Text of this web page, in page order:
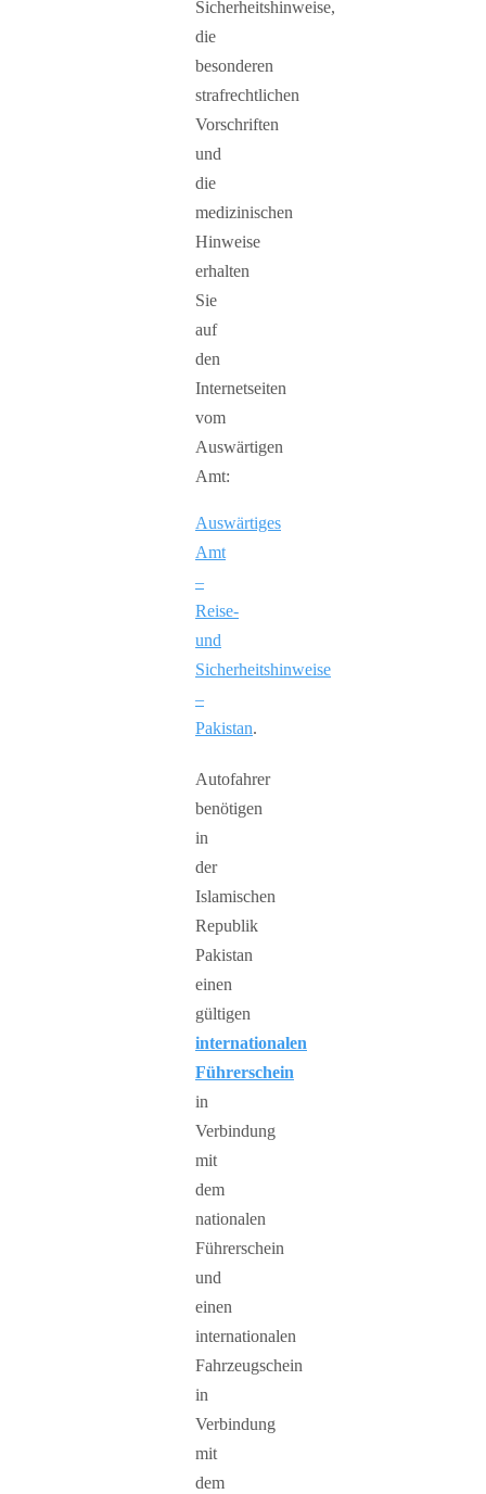
Sicherheitshinweise,
die
besonderen
strafrechtlichen
Vorschriften
und
die
medizinischen
Hinweise
erhalten
Sie
auf
den
Internetseiten
vom
Auswärtigen
Amt:
Auswärtiges
Amt
–
Reise-
und
Sicherheitshinweise
–
Pakistan.
Autofahrer
benötigen
in
der
Islamischen
Republik
Pakistan
einen
gültigen
internationalen
Führerschein
in
Verbindung
mit
dem
nationalen
Führerschein
und
einen
internationalen
Fahrzeugschein
in
Verbindung
mit
dem